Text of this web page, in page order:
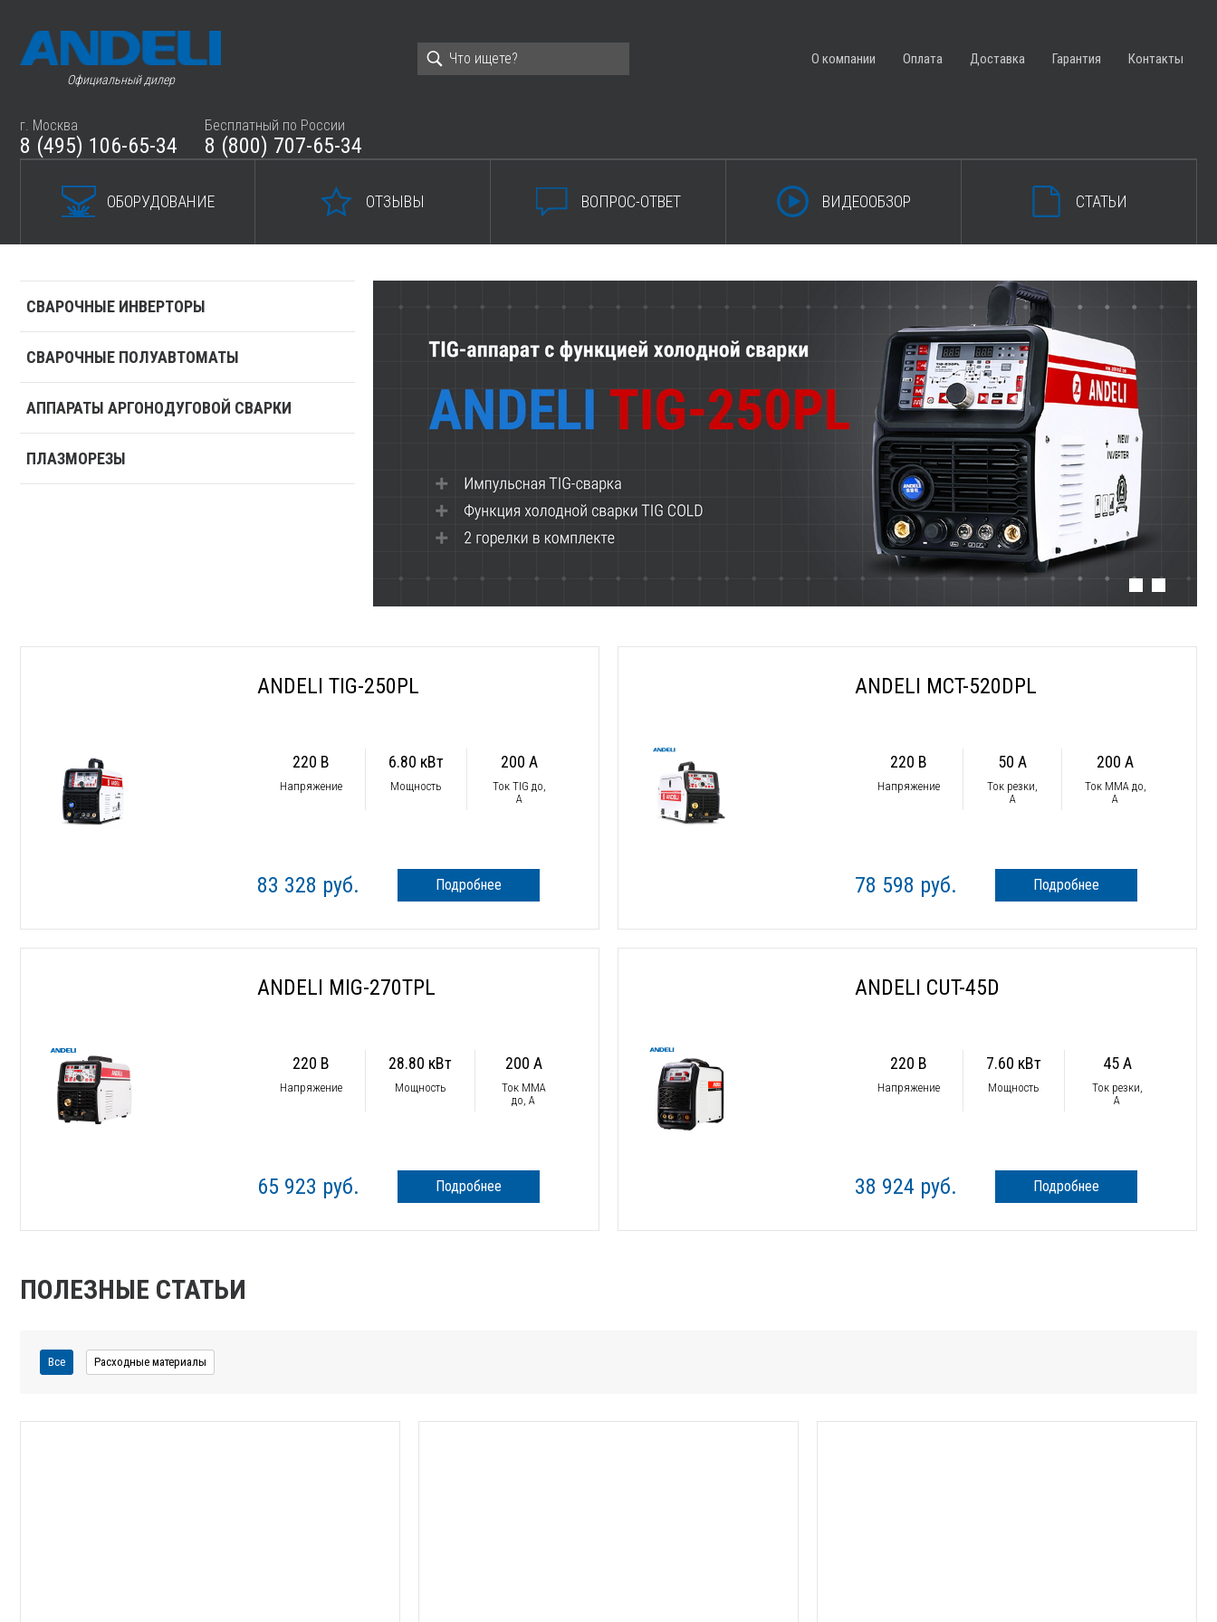
Официальный дилер
О компании Оплата Доставка Гарантия Контакты
г. Москва
8 (495) 106-65-34
Бесплатный по России
8 (800) 707-65-34
ОБОРУДОВАНИЕ ОТЗЫВЫ ВОПРОС-ОТВЕТ ВИДЕООБЗОР СТАТЬИ
СВАРОЧНЫЕ ИНВЕРТОРЫ
СВАРОЧНЫЕ ПОЛУАВТОМАТЫ
АППАРАТЫ АРГОНОДУГОВОЙ СВАРКИ
ПЛАЗМОРЕЗЫ
ANDELI TIG-250PL
220 В
Напряжение
6.80 кВт
Мощность
200 А
Ток TIG до,
А
83 328 руб. Подробнее
ANDELI MCT-520DPL
220 В
Напряжение
50 А
Ток резки,
А
200 А
Ток ММА до,
А
78 598 руб. Подробнее
ANDELI MIG-270TPL
220 В
Напряжение
28.80 кВт
Мощность
200 А
Ток ММА
до, А
65 923 руб. Подробнее
ANDELI CUT-45D
220 В
Напряжение
7.60 кВт
Мощность
45 А
Ток резки,
А
38 924 руб. Подробнее
ПОЛЕЗНЫЕ СТАТЬИ
Все Расходные материалы
ЗАКРЫТЬ КОРЗИНУ